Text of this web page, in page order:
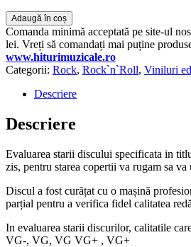
Cantitate
Eric
Burdon
And
The
Hits
-
VINIL
LP
VG+
Adaugă în coș
Comanda minimă acceptată pe site-ul
lei. Vreți să comandați mai puține
www.hiturimuzicale.ro
Categorii: Rock, Rock`n`Roll, Viniluri
Descriere
Descriere
Evaluarea starii discului specificata in
zis, pentru starea copertii va rugam sa
Discul a fost curățat cu o mașină
parțial pentru a verifica fidel calitatea
In evaluarea starii discurilor, calitatile
VG-, VG, VG VG+ , VG+